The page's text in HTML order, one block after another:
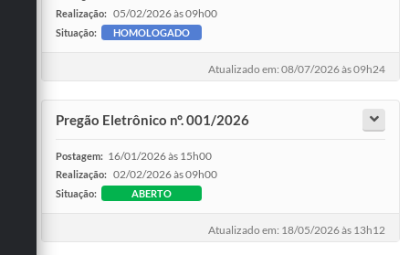
Realização: 05/02/2026 às 09h00
Situação: HOMOLOGADO
Atualizado em: 08/07/2026 às 09h24
Pregão Eletrônico n°. 001/2026
Postagem: 16/01/2026 às 15h00
Realização: 02/02/2026 às 09h00
Situação: ABERTO
Atualizado em: 18/05/2026 às 13h12